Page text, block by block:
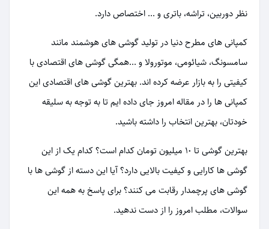
نظر دوربین، تراشه، باتری و ... اختصاص دارد.
کمپانی های مطرح دنیا در تولید گوشی های هوشمند مانند
سامسونگ، شیائومی، موتورولا و ...همگی گوشی های اقتصادی با
کیفیتی را به بازار عرضه کرده اند. بهترین گوشی های اقتصادی این
کمپانی ها را در مقاله امروز جای داده ایم تا به توجه به سلیقه
خودتان، بهترین انتخاب را داشته باشید.
بهترین گوشی تا ۱۰ میلیون تومان کدام است؟ کدام یک از این
گوشی ها کارایی و کیفیت بالایی دارد؟ آیا این دسته از گوشی ها با
گوشی های پرچمدار رقابت می کنند؟ برای پاسخ به همه این
سوالات، مطلب امروز را از دست ندهید.